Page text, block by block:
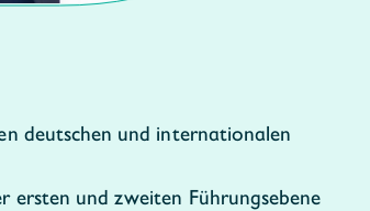
deutschen und internationalen
ersten und zweiten Führungsebene